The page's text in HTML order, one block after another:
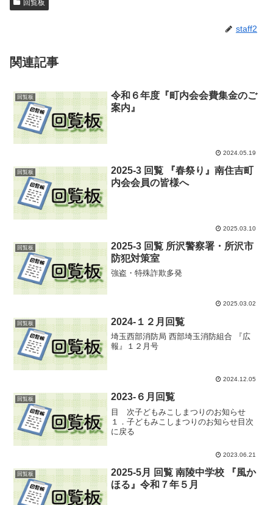
回覧板
staff2
関連記事
回覧板
令和６年度『町内会会費集金のご
案内』
2024.05.19
回覧板
2025-3 回覧 『春祭り』南住吉町
内会会員の皆様へ
2025.03.10
回覧板
2025-3 回覧 所沢警察署・所沢市
防犯対策室
強盗・特殊詐欺多発
2025.03.02
回覧板 2024-１２月回覧
埼玉西部消防局 西部埼玉消防組合 『広
報』１２月号
2024.12.05
回覧板 2023-６月回覧
目 次子どもみこしまつりのお知らせ
１．子どもみこしまつりのお知らせ目次
に戻る
2023.06.21
回覧板
2025-5月 回覧 南陵中学校 『風か
ほる』令和７年５月